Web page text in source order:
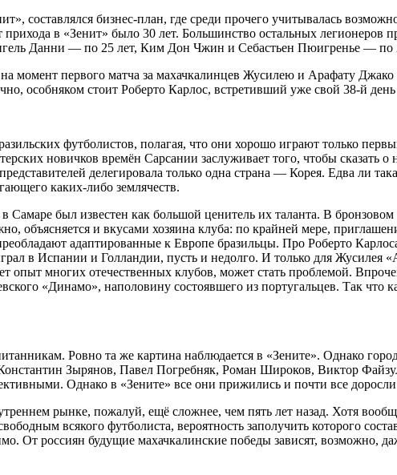
составлялся бизнес-план, где среди прочего учитывалась
в «Зенит» было 30 лет. Большинство остальных легионеров
Данни — по 25 лет, Ким Дон Чжин и Себастьен Пюигренье — по
момент первого матча за махачкалинцев Жусилею и Арафату
особняком стоит Роберто Карлос, встретивший уже свой 38-й
футболистов, полагая, что они хорошо играют только
новичков времён Сарсании заслуживает того, чтобы сказать
делегировала только одна страна — Корея. Едва ли
каких-либо землячеств.
был известен как большой ценитель их таланта. В
объясняется и вкусами хозяина клуба: по крайней мере,
адаптированные к Европе бразильцы. Про Роберто
в Испании и Голландии, пусть и недолго. И только для
опыт многих отечественных клубов, может стать проблемой.
«Динамо», наполовину состоявшего из португальцев. Так что
Ровно та же картина наблюдается в «Зените». Однако
Зырянов, Павел Погребняк, Роман Широков, Виктор
Однако в «Зените» все они прижились и почти все
рынке, пожалуй, ещё сложнее, чем пять лет назад. Хотя
всякого футболиста, вероятность заполучить которого
От россиян будущие махачкалинские победы зависят, возможно,